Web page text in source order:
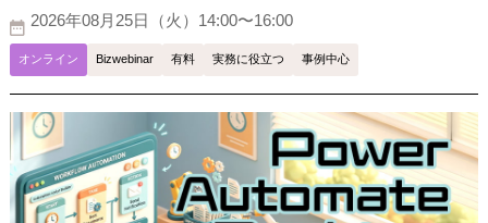
2026年08月25日（火）14:00〜16:00
オンライン Bizwebinar 有料 実務に役立つ 事例中心